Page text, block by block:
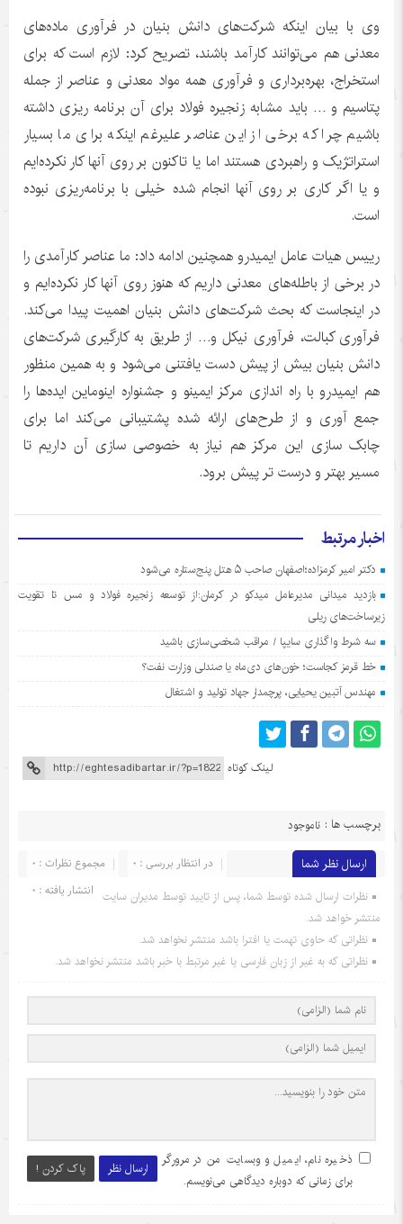
وی با بیان اینکه شرکت‌های دانش بنیان در فرآوری ماده‌های
معدنی هم می‌توانند کارآمد باشند، تصریح کرد: لازم است که برای
استخراج، بهره‌برداری و فرآوری همه مواد معدنی و عناصر از جمله
پتاسیم و … باید مشابه زنجیره فولاد برای آن برنامه ریزی داشته
باشیم چرا که برخی از این عناصر علیرغم اینکه برای ما بسیار
استراتژیک و راهبردی هستند اما یا تاکنون بر روی آنها کار نکرده‌ایم
و یا اگر کاری بر روی آنها انجام شده خیلی با برنامه‌ریزی نبوده
است.
رییس هیات عامل ایمیدرو همچنین ادامه داد: ما عناصر کارآمدی را
در برخی از باطله‌های معدنی داریم که هنوز روی آنها کار نکرده‌ایم و
در اینجاست که بحث شرکت‌های دانش بنیان اهمیت پیدا می‌کند.
فرآوری کبالت، فرآوری نیکل و… از طریق به کارگیری شرکت‌های
دانش بنیان بیش از پیش دست یافتنی می‌شود و به همین منظور
هم ایمیدرو با راه اندازی مرکز ایمینو و جشنواره اینوماین ایده‌ها را
جمع آوری و از طرح‌های ارائه شده پشتیبانی می‌کند اما برای
چابک سازی این مرکز هم نیاز به خصوصی سازی آن داریم تا
مسیر بهتر و درست تر پیش برود.
اخبار مرتبط
دکتر امیر کرمزاده؛اصفهان صاحب ۵ هتل پنج‌ستاره می‌شود
بازدید میدانی مدیرعامل میدکو در کرمان:از توسعه زنجیره فولاد و مس تا تقویت
زیرساخت‌های ریلی
سه شرط واگذاری سایپا / مراقب شخصی‌سازی باشید
خط قرمز کجاست؛ خون‌های دی‌ماه یا صندلی وزارت نفت؟
مهندس آتبین یحیایی، پرچمدار جهاد تولید و اشتغال
لینک کوتاه
برچسب ها : ناموجود
ارسال نظر شما مجموع نظرات : 0
در انتظار بررسی : 0
انتشار یافته : 0 نظرات ارسال شده توسط شما، پس از تایید توسط مدیران سایت
منتشر خواهد شد.
نظراتی که حاوی تهمت یا افترا باشد منتشر نخواهد شد.
نظراتی که به غیر از زبان فارسی یا غیر مرتبط با خبر باشد منتشر نخواهد شد.
ارسال نظر پاک کردن !
ذخیره نام، ایمیل و وبسایت من در مرورگر
برای زمانی که دوباره دیدگاهی می‌نویسم.